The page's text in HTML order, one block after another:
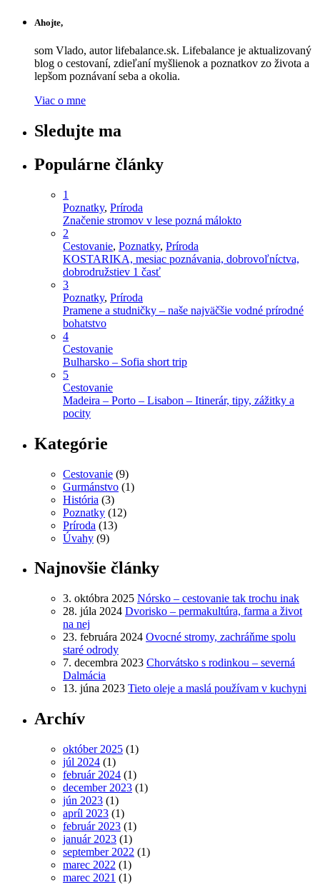
Ahojte,
som Vlado, autor lifebalance.sk. Lifebalance je aktualizovaný
blog o cestovaní, zdieľaní myšlienok a poznatkov zo života a
lepšom poznávaní seba a okolia.
Viac o mne
Sledujte ma
Populárne články
1
Poznatky, Príroda
Značenie stromov v lese pozná málokto
2
Cestovanie, Poznatky, Príroda
KOSTARIKA, mesiac poznávania, dobrovoľníctva,
dobrodružstiev 1 časť
3
Poznatky, Príroda
Pramene a studničky – naše najväčšie vodné prírodné
bohatstvo
4
Cestovanie
Bulharsko – Sofia short trip
5
Cestovanie
Madeira – Porto – Lisabon – Itinerár, tipy, zážitky a
pocity
Kategórie
Cestovanie (9)
Gurmánstvo (1)
História (3)
Poznatky (12)
Príroda (13)
Úvahy (9)
Najnovšie články
3. októbra 2025 Nórsko – cestovanie tak trochu inak
28. júla 2024 Dvorisko – permakultúra, farma a život
na nej
23. februára 2024 Ovocné stromy, zachráňme spolu
staré odrody
7. decembra 2023 Chorvátsko s rodinkou – severná
Dalmácia
13. júna 2023 Tieto oleje a maslá používam v kuchyni
Archív
október 2025 (1)
júl 2024 (1)
február 2024 (1)
december 2023 (1)
jún 2023 (1)
apríl 2023 (1)
február 2023 (1)
január 2023 (1)
september 2022 (1)
marec 2022 (1)
marec 2021 (1)